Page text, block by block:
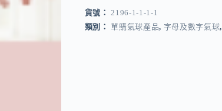
量
貨號： 2196-1-1-1-1
類別： 單購氣球產品, 字母及數字氣球,